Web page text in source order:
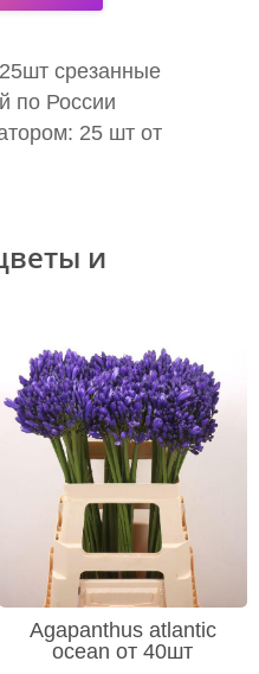
срезанные
по России
25 шт от
и
Agapanthus atlantic
ocean от 40шт